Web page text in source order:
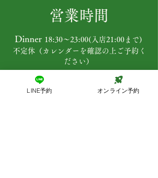
営業時間
Dinner 18:30〜23:00(入店21:00まで)
不定休（カレンダーを確認の上ご予約く
ださい）
お問い合わせ
LINE予約 オンライン予約